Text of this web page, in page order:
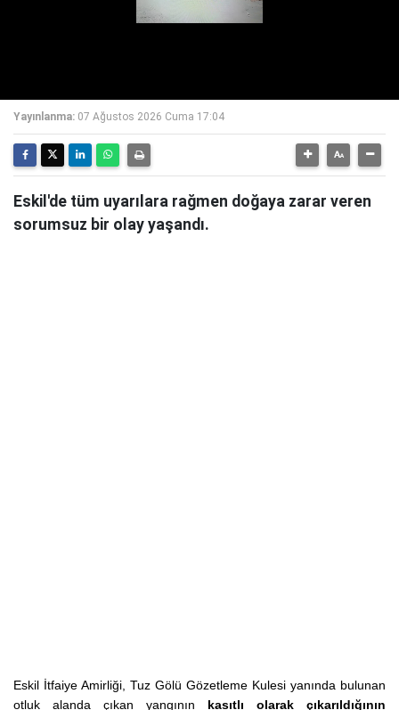
Yayınlanma: 07 Ağustos 2026 Cuma 17:04
Eskil'de tüm uyarılara rağmen doğaya zarar veren
sorumsuz bir olay yaşandı.
Eskil İtfaiye Amirliği, Tuz Gölü Gözetleme Kulesi yanında bulunan
otluk alanda çıkan yangının kasıtlı olarak çıkarıldığının